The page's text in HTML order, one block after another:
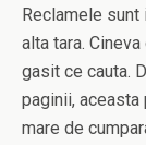
Reclamele
alta tara.
gasit ce cauta.
paginii, aceasta
mare de